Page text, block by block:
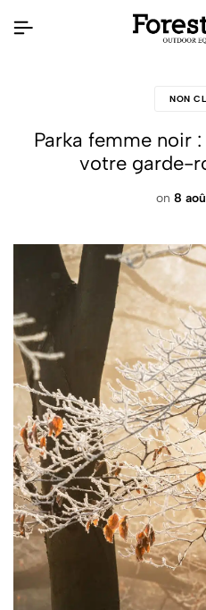
NON
Parka femme noir
votre garde-
on 8